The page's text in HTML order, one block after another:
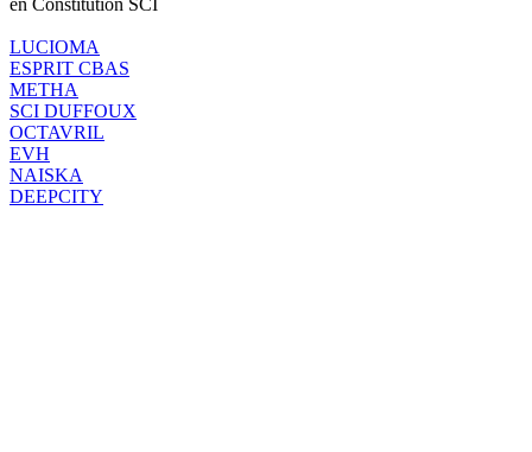
LUCIOMA
ESPRIT CBAS
METHA
SCI DUFFOUX
OCTAVRIL
EVH
NAISKA
DEEPCITY